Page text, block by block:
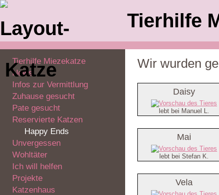
Tierhilfe
Tierhilfe Miezekatze
News
Infos zur Vermittlung
Zuhause gesucht
Pate gesucht
Reservierte Katzen
Happy Ends
Unvergessen
Wohltäter
Ich will helfen
Projekte
Katzenhaus
Wir wurden
Daisy
lebt bei Manuel L.
Mai
lebt bei Stefan K.
Vela